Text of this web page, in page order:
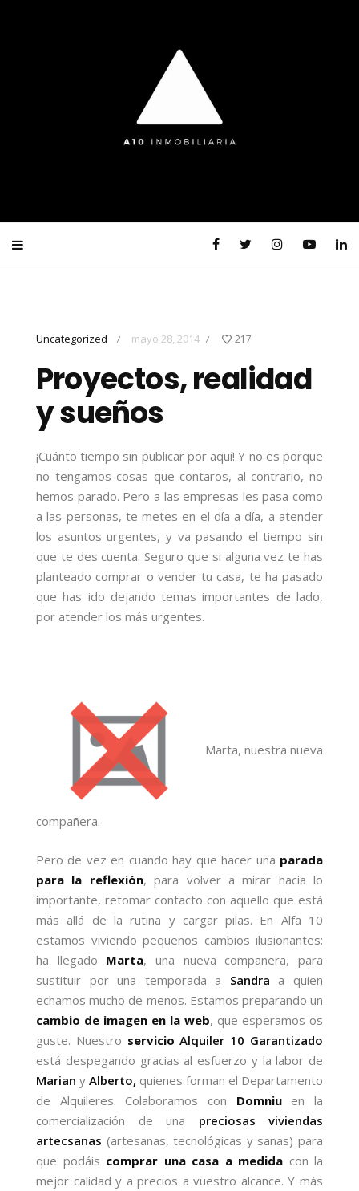
Uncategorized / mayo 28, 2014 / 217
Proyectos, realidad
y sueños
¡Cuánto tiempo sin publicar por aquí! Y no es porque
no tengamos cosas que contaros, al contrario, no
hemos parado. Pero a las empresas les pasa como
a las personas, te metes en el día a día, a atender
los asuntos urgentes, y va pasando el tiempo sin
que te des cuenta. Seguro que si alguna vez te has
planteado comprar o vender tu casa, te ha pasado
que has ido dejando temas importantes de lado,
por atender los más urgentes.
Marta, nuestra nueva
compañera.
Pero de vez en cuando hay que hacer una parada
para la reflexión, para volver a mirar hacia lo
importante, retomar contacto con aquello que está
más allá de la rutina y cargar pilas. En Alfa 10
estamos viviendo pequeños cambios ilusionantes:
ha llegado Marta, una nueva compañera, para
sustituir por una temporada a Sandra a quien
echamos mucho de menos. Estamos preparando un
cambio de imagen en la web, que esperamos os
guste. Nuestro servicioAlquiler 10 Garantizado
está despegando gracias al esfuerzo y la labor de
Marian y Alberto, quienes forman el Departamento
de Alquileres. Colaboramos con Domniuen la
comercialización de una preciosas viviendas
artecsanas (artesanas, tecnológicas y sanas) para
que podáis comprar una casa a medida con la
mejor calidad y a precios a vuestro alcance. Y más